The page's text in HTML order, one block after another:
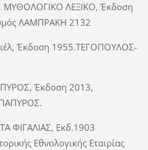
ΜΥΘΟΛΟΓΙΚΟ ΛΕΞΙΚΟ, Έκδοση
ΛΑΜΠΡΑΚΗ 2132
Έκδοση 1955.ΤΕΓΟΠΟΥΛΟΣ-
Έκδοση 2013,
ΦΙΓΑΛΙΑΣ, Εκδ.1903
Εθνολογικής Εταιρίας